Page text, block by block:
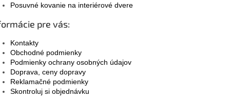
Posuvné kovanie na interiérové dvere
pre vás:
Kontakty
Obchodné podmienky
Podmienky ochrany osobných údajov
Doprava, ceny dopravy
Reklamačné podmienky
Skontroluj si objednávku